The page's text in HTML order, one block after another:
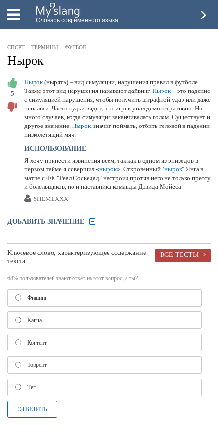
Словарь современного языка
НОВОЕ
ПОПУЛЯРНОЕ
ПРОВЕРИТЬ ЗНАНИЯ
ДОБАВИТЬ СЛОВО
ПРОСВЕТИТЕЛИ
ВОЙТИ
СПОРТ ТЕРМИНЫ ФУТБОЛ
Нырок
5
Нырок(нырять) – вид симуляции, нарушения правил в футболе.
Также этот вид нарушения называют дайвинг. Нырок– это падение
с симуляцией нарушения, чтобы получить штрафной удар или даже
пенальти. Часто судьи видят, что игрок упал демонстративно. Но
много случаев, когда симуляция заканчивалась голом. Существует и
другое значение. Нырок, значит поймать, отбить головой в падении
низколетящий мяч.
ИСПОЛЬЗОВАНИЕ
Я хочу принести извинения всем, так как в одном из эпизодов в
первом тайме я совершил «нырок». Откровенный "нырок" Янга в
матче с ФК "Реал Сосьедад" настроил против него не только прессу
и болельщиков, но и наставника команды Дэвида Мойеса.
SHEMEXXX
ДОБАВИТЬ ЗНАЧЕНИЕ
ВСЕ ТЕСТЫ
Ключевое слово, характеризующее содержание
текста.
68% пользователей знают ответ на этот вопрос, а ты?
Фишинг
Капча
Контент
Торрент
Тег